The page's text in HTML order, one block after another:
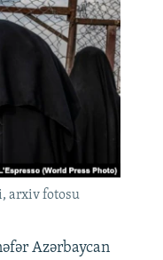
arxiv fotosu
Azərbaycan